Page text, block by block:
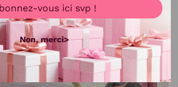
Ajustable
Transparent
vous ici svp !
Non, merci>